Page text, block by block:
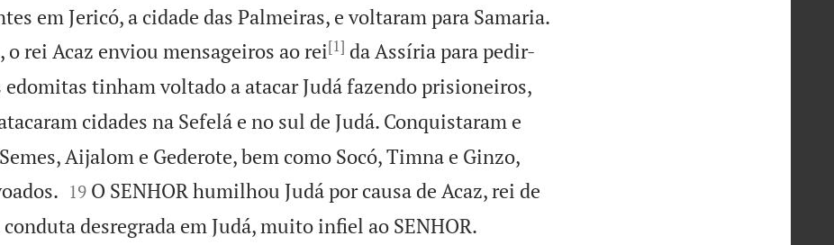
em Jericó, a cidade das Palmeiras, e voltaram para Samaria.
o rei Acaz enviou mensageiros ao rei[1] da Assíria para pedir-
edomitas tinham voltado a atacar Judá fazendo prisioneiros,
cidades na Sefelá e no sul de Judá. Conquistaram e
Aijalom e Gederote, bem como Socó, Timna e Ginzo,

19 O SENHOR humilhou Judá por causa de Acaz, rei de
conduta desregrada em Judá, muito infiel ao SENHOR.